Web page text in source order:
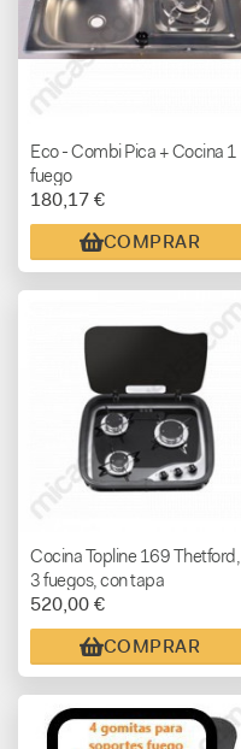
Eco - Combi Pica + Cocina 1
fuego
180,17 €
COMPRAR
Cocina Topline 169 Thetford,
3 fuegos, con tapa
520,00 €
COMPRAR